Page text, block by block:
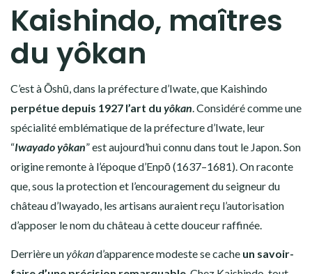
Kaishindo, maîtres
du yôkan
C’est à Ōshū, dans la préfecture d’Iwate, que Kaishindo
perpétue depuis 1927 l’art du yôkan. Considéré comme une
spécialité emblématique de la préfecture d’Iwate, leur
“Iwayado yôkan” est aujourd’hui connu dans tout le Japon. Son
origine remonte à l’époque d’Enpō (1637–1681). On raconte
que, sous la protection et l’encouragement du seigneur du
château d’Iwayado, les artisans auraient reçu l’autorisation
d’apposer le nom du château à cette douceur raffinée.
Derrière unyôkand’apparence modeste se cache un savoir-